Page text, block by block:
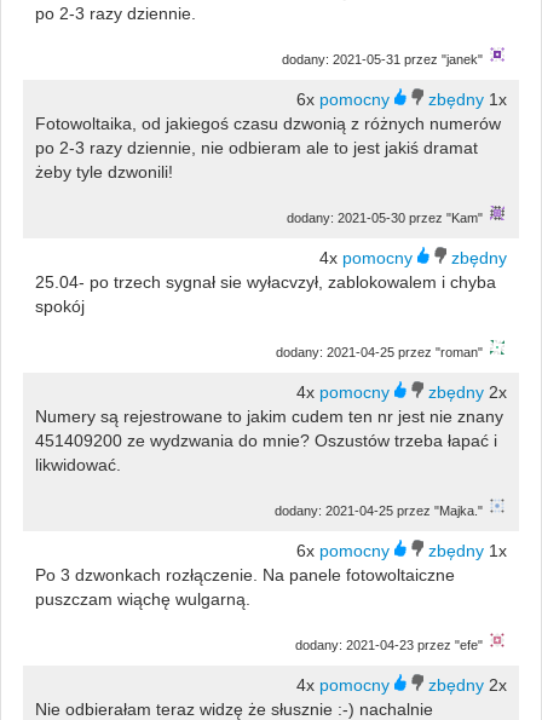
po 2-3 razy dziennie.
dodany: 2021-05-31 przez "janek"
6x
1x
Fotowoltaika, od jakiegoś czasu dzwonią z różnych numerów
po 2-3 razy dziennie, nie odbieram ale to jest jakiś dramat
żeby tyle dzwonili!
dodany: 2021-05-30 przez "Kam"
4x
25.04- po trzech sygnał sie wyłacvzył, zablokowalem i chyba
spokój
dodany: 2021-04-25 przez "roman"
4x
2x
Numery są rejestrowane to jakim cudem ten nr jest nie znany
451409200 ze wydzwania do mnie? Oszustów trzeba łapać i
likwidować.
dodany: 2021-04-25 przez "Majka."
6x
1x
Po 3 dzwonkach rozłączenie. Na panele fotowoltaiczne
puszczam wiąchę wulgarną.
dodany: 2021-04-23 przez "efe"
4x
2x
Nie odbierałam teraz widzę że słusznie :-) nachalnie